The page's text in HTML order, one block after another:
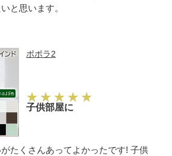
と思います。
ポポラ2
子供部屋に
たくさんあってよかったです! 子供